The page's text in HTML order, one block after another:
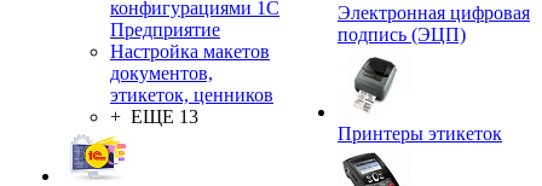
конфигурациями 1С
Предприятие
Настройка макетов
документов,
этикеток, ценников
+ ЕЩЕ 13
Электронная цифровая
подпись (ЭЦП)
Принтеры этикеток